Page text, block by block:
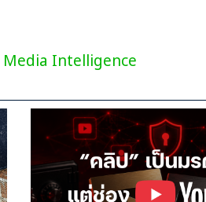
Media Intelligence